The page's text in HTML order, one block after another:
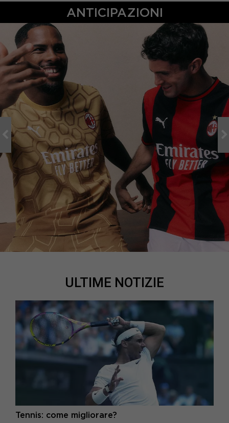
EUR 42 2/3 / UK 8,5 EUR 43 1/3 / UK 9
EUR 44 / UK 9,5 EUR 44 2/3 / UK 10
EUR 45 1/3 / UK 10,5 EUR 46 / UK 11
EUR 46 2/3 / UK 11,5 EUR 47 1/3 / UK 12
ANTICIPAZIONI
ULTIME NOTIZIE
Tennis: come migliorare?